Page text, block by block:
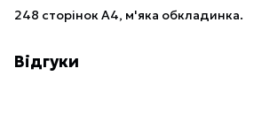
248 сторінок А4, м'яка обкладинка.
Відгуки